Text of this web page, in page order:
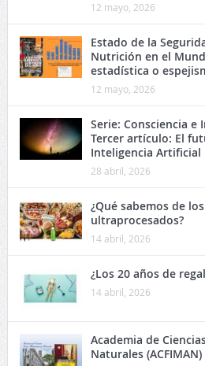
12 mayo, 2026
Estado de la
Nutrición en el
estadística o
12 mayo, 2026
Serie: Consciencia
Tercer artículo: El
Inteligencia Artificial
28 abril, 2026
¿Qué sabemos de
ultraprocesados?
14 abril, 2026
¿Los 20 años de
14 abril, 2026
Academia de
Naturales (ACFIMAN)